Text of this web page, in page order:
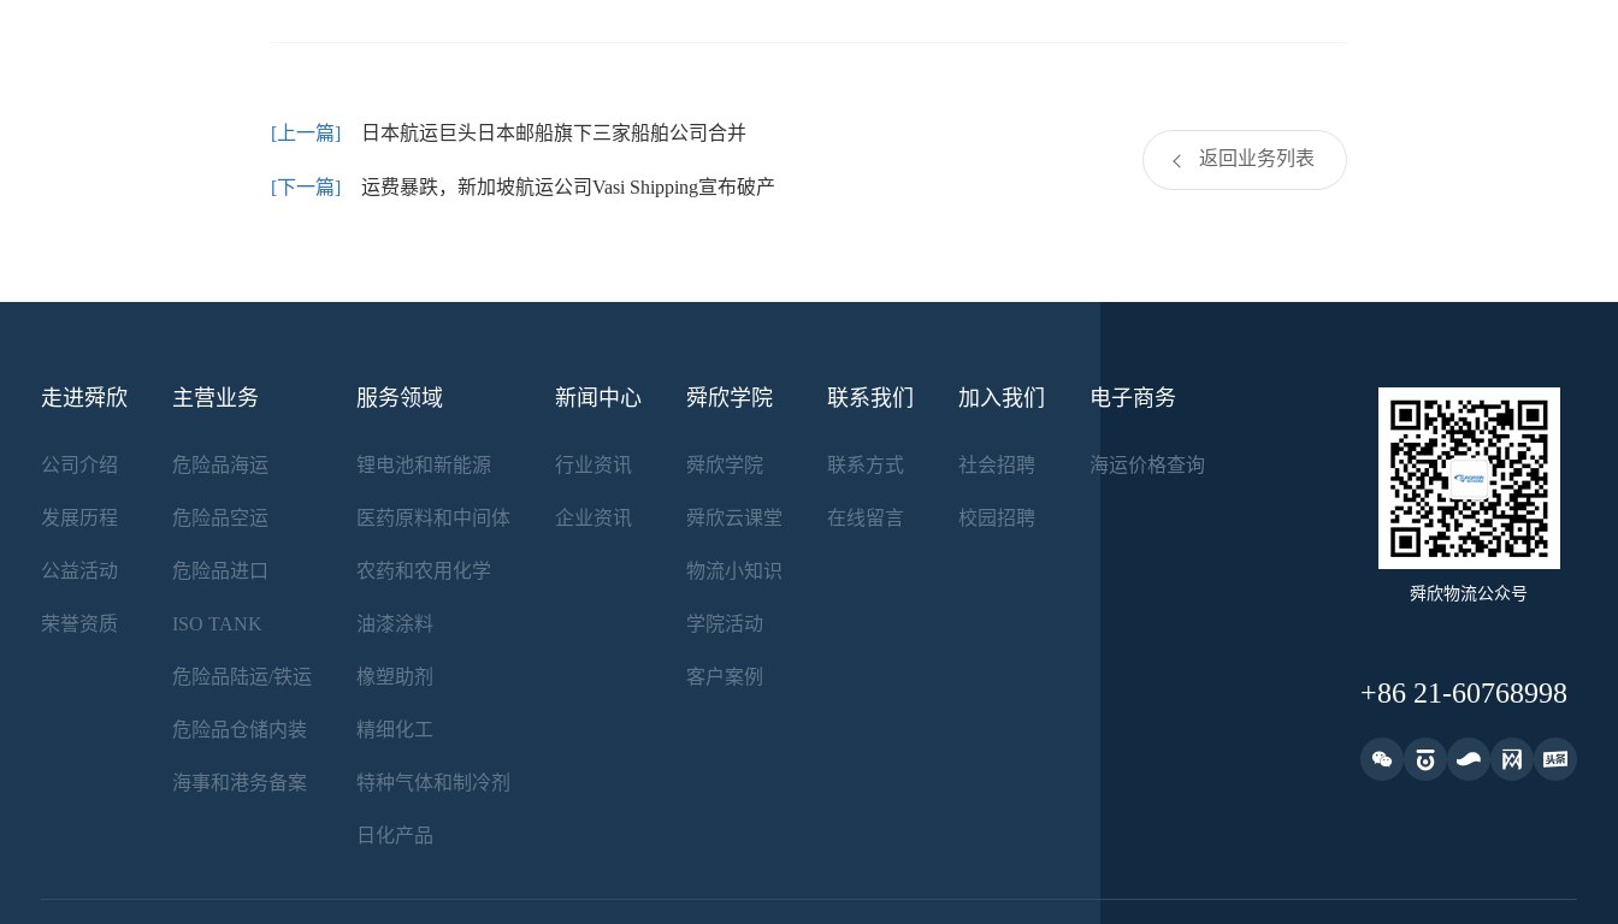
日本航运巨头日本邮船旗下三家船舶公司合并
运费暴跌，新加坡航运公司Vasi Shipping宣布破产
返回业务列表
走进舜欣
公司介绍
发展历程
公益活动
荣誉资质
主营业务
危险品海运
危险品空运
危险品进口
ISO TANK
危险品陆运/铁运
危险品仓储内装
海事和港务备案
服务领域
锂电池和新能源
医药原料和中间体
农药和农用化学
油漆涂料
橡塑助剂
精细化工
特种气体和制冷剂
日化产品
新闻中心
行业资讯
企业资讯
舜欣学院
舜欣学院
舜欣云课堂
物流小知识
学院活动
客户案例
联系我们
联系方式
在线留言
加入我们
社会招聘
校园招聘
电子商务
海运价格查询
舜欣物流公众号
+86 21-60768998